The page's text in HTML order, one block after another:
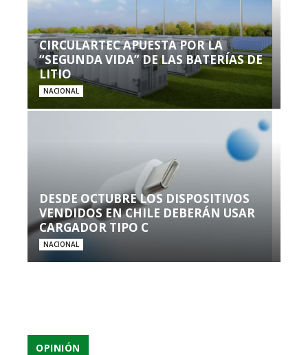
CIRCULARTEC APUESTA POR LA
“SEGUNDA VIDA” DE LAS BATERÍAS DE
LITIO
NACIONAL
DESDE OCTUBRE LOS DISPOSITIVOS
VENDIDOS EN CHILE DEBERÁN USAR
CARGADOR TIPO C
NACIONAL
OPINIÓN